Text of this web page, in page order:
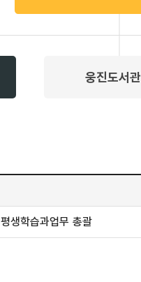
웅진도서관
평생학습과업무 총괄